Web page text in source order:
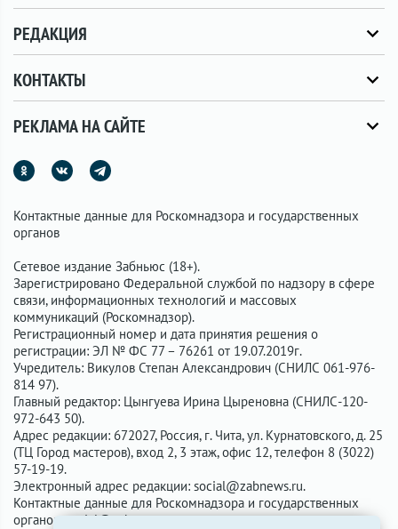
РЕДАКЦИЯ
КОНТАКТЫ
РЕКЛАМА НА САЙТЕ
Контактные данные для Роскомнадзора и государственных
органов
Сетевое издание Забньюс (18+).
Зарегистрировано Федеральной службой по надзору в сфере
связи, информационных технологий и массовых
коммуникаций (Роскомнадзор).
Регистрационный номер и дата принятия решения о
регистрации: ЭЛ № ФС 77 – 76261 от 19.07.2019г.
Учредитель: Викулов Степан Александрович (СНИЛС 061-976-
814 97).
Главный редактор: Цынгуева Ирина Цыреновна (СНИЛС-120-
972-643 50).
Адрес редакции: 672027, Россия, г. Чита, ул. Курнатовского, д. 25
(ТЦ Город мастеров), вход 2, 3 этаж, офис 12, телефон 8 (3022)
57-19-19.
Электронный адрес редакции: social@zabnews.ru.
Контактные данные для Роскомнадзора и государственных
органов:
social@zabnews.ru.